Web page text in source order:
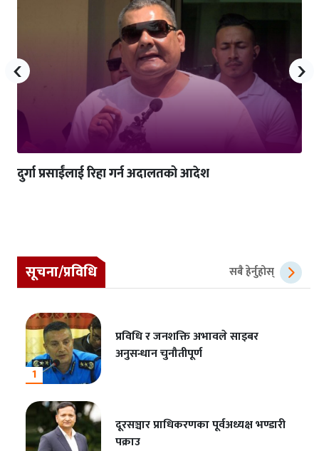
दुर्गा प्रसाईंलाई रिहा गर्न अदालतको आदेश
‹ ›
सूचना/प्रविधि सबै हेर्नुहोस्
1
प्रविधि र जनशक्ति अभावले साइबर
अनुसन्धान चुनौतीपूर्ण
दूरसञ्चार प्राधिकरणका पूर्वअध्यक्ष भण्डारी
पक्राउ